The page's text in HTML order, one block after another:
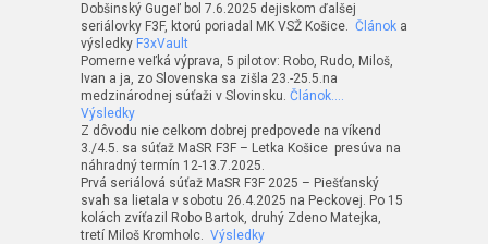
Dobšinský Gugeľ bol 7.6.2025 dejiskom ďalšej
seriálovky F3F, ktorú poriadal MK VSŽ Košice. Článok a
výsledky F3xVault
Pomerne veľká výprava, 5 pilotov: Robo, Rudo, Miloš,
Ivan a ja, zo Slovenska sa zišla 23.-25.5.na
medzinárodnej súťaži v Slovinsku. Článok….
Výsledky
Z dôvodu nie celkom dobrej predpovede na víkend
3./4.5. sa súťaž MaSR F3F – Letka Košice presúva na
náhradný termín 12-13.7.2025.
Prvá seriálová súťaž MaSR F3F 2025 – Piešťanský
svah sa lietala v sobotu 26.4.2025 na Peckovej. Po 15
kolách zvíťazil Robo Bartok, druhý Zdeno Matejka,
tretí Miloš Kromholc. Výsledky